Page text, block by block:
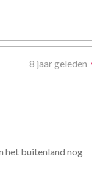
8 jaar geleden
het buitenland nog